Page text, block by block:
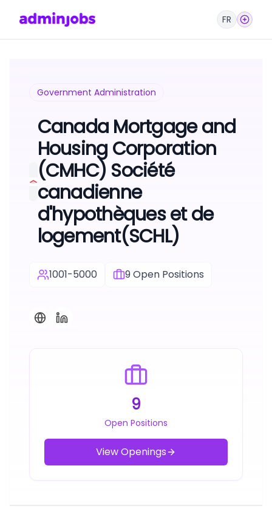
FR
Government Administration
Canada Mortgage and
Housing Corporation
(CMHC) Société
canadienne
d'hypothèques et de
logement(SCHL)
1001-5000 9Open Positions
9
Open Positions
View Openings